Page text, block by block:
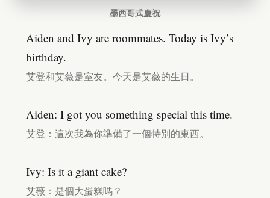
墨西哥式慶祝
Aiden and Ivy are roommates. Today is Ivy’s
birthday.
艾登和艾薇是室友。今天是艾薇的生日。
Aiden: I got you something special this time.
艾登：這次我為你準備了一個特別的東西。
Ivy: Is it a giant cake?
艾薇：是個大蛋糕嗎？